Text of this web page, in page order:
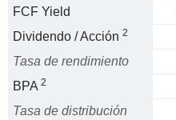
FCF Yield
Dividendo / Acción 2
Tasa de rendimiento
BPA 2
Tasa de distribución